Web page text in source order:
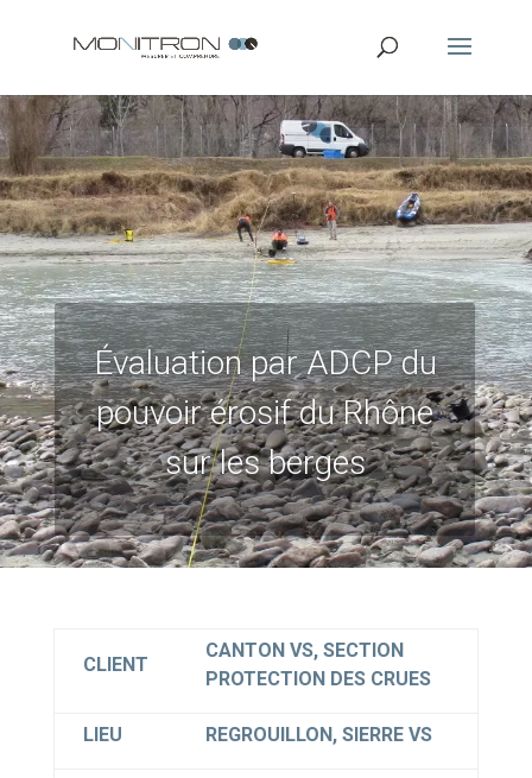
Évaluation par ADCP du
pouvoir érosif du Rhône
sur les berges
CLIENT
CANTON VS, SECTION
PROTECTION DES CRUES
LIEU REGROUILLON, SIERRE VS